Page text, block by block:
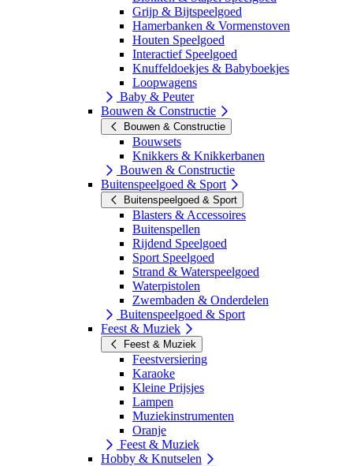
Grijp & Bijtspeelgoed
Hamerbanken & Vormenstoven
Houten Speelgoed
Interactief Speelgoed
Knuffeldoekjes & Babyboekjes
Loopwagens
Baby & Peuter
Bouwen & Constructie
Bouwen & Constructie
Bouwsets
Knikkers & Knikkerbanen
Bouwen & Constructie
Buitenspeelgoed & Sport
Buitenspeelgoed & Sport
Blasters & Accessoires
Buitenspellen
Rijdend Speelgoed
Sport Speelgoed
Strand & Waterspeelgoed
Waterpistolen
Zwembaden & Onderdelen
Buitenspeelgoed & Sport
Feest & Muziek
Feest & Muziek
Feestversiering
Karaoke
Kleine Prijsjes
Lampen
Muziekinstrumenten
Oranje
Feest & Muziek
Hobby & Knutselen